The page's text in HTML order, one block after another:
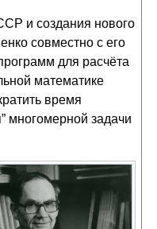
и создания нового
совместно с его
для расчёта
математике
время
многомерной задачи